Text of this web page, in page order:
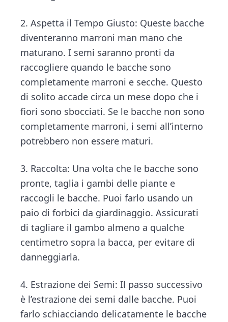
2. Aspetta il Tempo Giusto: Queste bacche
diventeranno marroni man mano che
maturano. I semi saranno pronti da
raccogliere quando le bacche sono
completamente marroni e secche. Questo
di solito accade circa un mese dopo che i
fiori sono sbocciati. Se le bacche non sono
completamente marroni, i semi all’interno
potrebbero non essere maturi.
3. Raccolta: Una volta che le bacche sono
pronte, taglia i gambi delle piante e
raccogli le bacche. Puoi farlo usando un
paio di forbici da giardinaggio. Assicurati
di tagliare il gambo almeno a qualche
centimetro sopra la bacca, per evitare di
danneggiarla.
4. Estrazione dei Semi: Il passo successivo
è l’estrazione dei semi dalle bacche. Puoi
farlo schiacciando delicatamente le bacche